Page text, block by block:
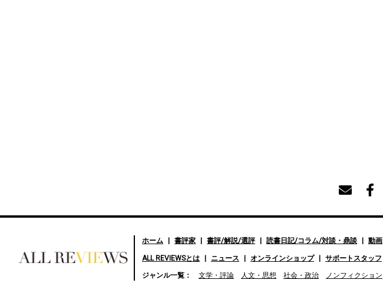
ホーム 書評家 書評/解説/選評 読書日記/コラム/対談・鼎談 動画
ALL REVIEWSとは ニュース オンラインショップ サポートスタッフ
ジャンル一覧： 文学・評論 人文・思想 社会・政治 ノンフィクション